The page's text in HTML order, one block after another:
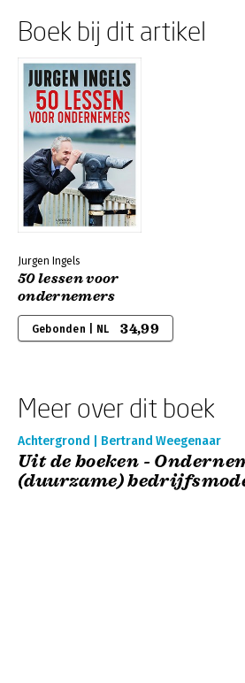
Boek bij dit artikel
Jurgen Ingels
50 lessen voor
ondernemers
Gebonden | NL 34,99
Meer over dit boek
Achtergrond | Bertrand Weegenaar
Uit de boeken -
(duurzame)